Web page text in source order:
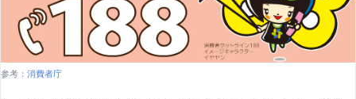
参考： 消費者庁